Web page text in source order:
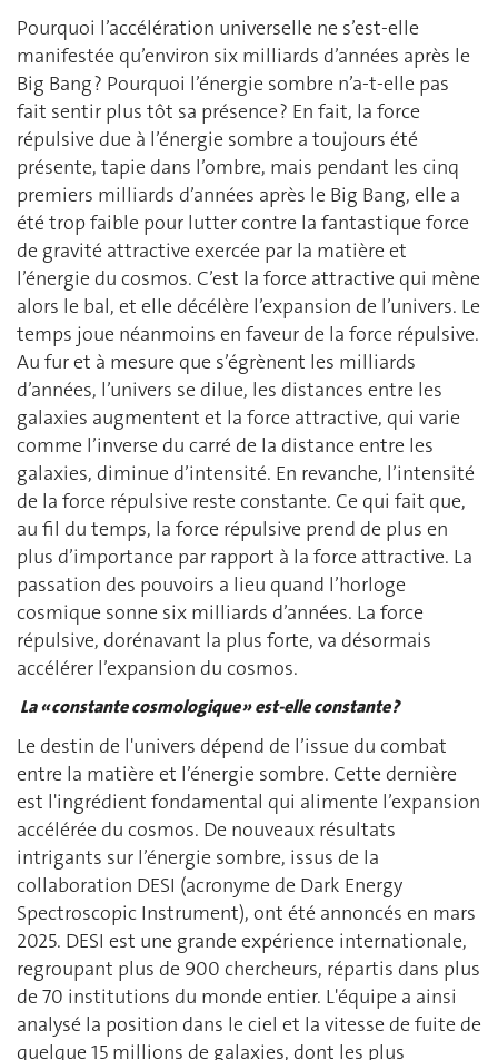
Pourquoi l’accélération universelle ne s’est-elle
manifestée qu’environ six milliards d’années après le
Big Bang ? Pourquoi l’énergie sombre n’a-t-elle pas
fait sentir plus tôt sa présence ? En fait, la force
répulsive due à l’énergie sombre a toujours été
présente, tapie dans l’ombre, mais pendant les cinq
premiers milliards d’années après le Big Bang, elle a
été trop faible pour lutter contre la fantastique force
de gravité attractive exercée par la matière et
l’énergie du cosmos. C’est la force attractive qui mène
alors le bal, et elle décélère l’expansion de l’univers. Le
temps joue néanmoins en faveur de la force répulsive.
Au fur et à mesure que s’égrènent les milliards
d’années, l’univers se dilue, les distances entre les
galaxies augmentent et la force attractive, qui varie
comme l’inverse du carré de la distance entre les
galaxies, diminue d’intensité. En revanche, l’intensité
de la force répulsive reste constante. Ce qui fait que,
au fil du temps, la force répulsive prend de plus en
plus d’importance par rapport à la force attractive. La
passation des pouvoirs a lieu quand l’horloge
cosmique sonne six milliards d’années. La force
répulsive, dorénavant la plus forte, va désormais
accélérer l’expansion du cosmos.
La « constante cosmologique » est-elle constante ?
Le destin de l'univers dépend de l’issue du combat
entre la matière et l’énergie sombre. Cette dernière
est l'ingrédient fondamental qui alimente l’expansion
accélérée du cosmos. De nouveaux résultats
intrigants sur l’énergie sombre, issus de la
collaboration DESI (acronyme de Dark Energy
Spectroscopic Instrument), ont été annoncés en mars
2025. DESI est une grande expérience internationale,
regroupant plus de 900 chercheurs, répartis dans plus
de 70 institutions du monde entier. L'équipe a ainsi
analysé la position dans le ciel et la vitesse de fuite de
quelque 15 millions de galaxies, dont les plus